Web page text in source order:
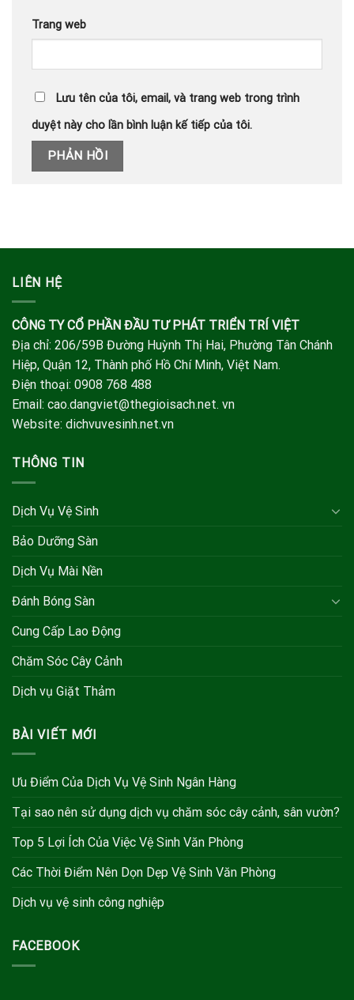
Trang web
Lưu tên của tôi, email, và trang web trong trình
duyệt này cho lần bình luận kế tiếp của tôi.
LIÊN HỆ
CÔNG TY CỔ PHẦN ĐẦU TƯ PHÁT TRIỂN TRÍ VIỆT
Địa chỉ: 206/59B Đường Huỳnh Thị Hai, Phường Tân Chánh
Hiệp, Quận 12, Thành phố Hồ Chí Minh, Việt Nam.
Điện thoại: 0908 768 488
Email: cao.dangviet@thegioisach.net. vn
Website: dichvuvesinh.net.vn
THÔNG TIN
Dịch Vụ Vệ Sinh
Bảo Dưỡng Sàn
Dịch Vụ Mài Nền
Đánh Bóng Sàn
Cung Cấp Lao Động
Chăm Sóc Cây Cảnh
Dịch vụ Giặt Thảm
BÀI VIẾT MỚI
Ưu Điểm Của Dịch Vụ Vệ Sinh Ngân Hàng
Tại sao nên sử dụng dịch vụ chăm sóc cây cảnh, sân vườn?
Top 5 Lợi Ích Của Việc Vệ Sinh Văn Phòng
Các Thời Điểm Nên Dọn Dẹp Vệ Sinh Văn Phòng
Dịch vụ vệ sinh công nghiệp
FACEBOOK